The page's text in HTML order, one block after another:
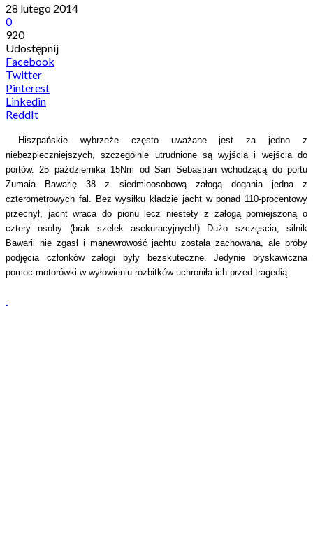
28 lutego 2014
0
920
Udostępnij
Facebook
Twitter
Pinterest
Linkedin
ReddIt
Hiszpańskie wybrzeże często uważane jest za jedno z
niebezpieczniejszych, szczególnie utrudnione są wyjścia i wejścia do
portów. 25 pażdziernika 15Nm od San Sebastian wchodzącą do portu
Zumaia Bawarię 38 z siedmioosobową załogą dogania jedna z
czterometrowych fal. Bez wysiłku kładzie jacht w ponad 110-procentowy
przechył, jacht wraca do pionu lecz niestety z załogą pomiejszoną o
cztery osoby (brak szelek asekuracyjnych!) Dużo szczęscia, silnik
Bawarii nie zgasł i manewrowość jachtu została zachowana, ale próby
podjęcia członków załogi były bezskuteczne. Jedynie błyskawiczna
pomoc motorówki w wyłowieniu rozbitków uchroniła ich przed tragedią.